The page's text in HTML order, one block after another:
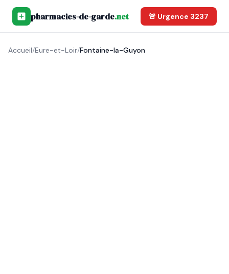
pharmacies-de-garde.net 🚨 Urgence 3237
Accueil/Eure-et-Loir/Fontaine-la-Guyon